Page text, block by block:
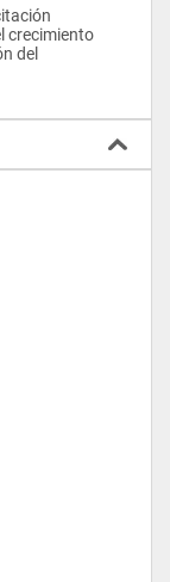
crecimiento
del
en la toma de
asesorar, en
de
Además
clasificar y